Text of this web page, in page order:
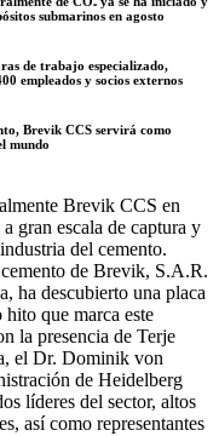
submarinos en agosto
de trabajo especializado,
empleados y socios externos
Brevik CCS servirá como
mundo
Brevik CCS en
gran escala de captura y
del cemento.
de Brevik, S.A.R.
ha descubierto una placa
que marca este
la presencia de Terje
el Dr. Dominik von
de Heidelberg
líderes del sector, altos
así como representantes